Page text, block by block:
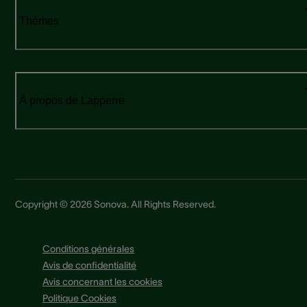
Thèmes
À propos de Lapperre
Copyright © 2026 Sonova. All Rights Reserved.
Conditions générales
Avis de confidentialité
Avis concernant les cookies
Politique Cookies